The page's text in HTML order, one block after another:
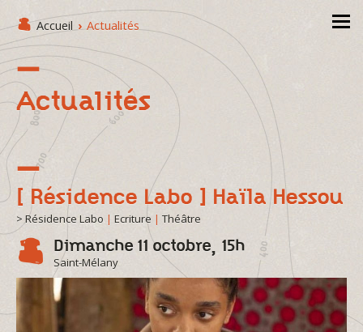
Accueil › Actualités
Actualités
[ Résidence Labo ] Haïla Hessou
> Résidence Labo | Ecriture | Théâtre
Dimanche 11 octobre, 15h
Saint-Mélany